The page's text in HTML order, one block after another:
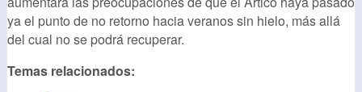
ya el punto de no retorno hacia veranos sin hielo, más allá
del cual no se podrá recuperar.
Temas relacionados: